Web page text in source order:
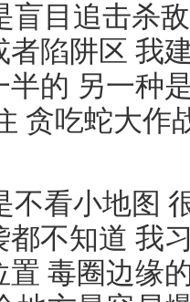
盲目追击杀
陷阱区 我
半的 另一种
贪吃蛇大作
不看小地图
不知道 我
毒圈边缘